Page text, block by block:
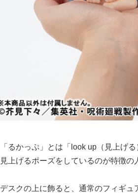
「るかっぷ」とは「look up（見上げ
見上げるポーズをしているのが特徴の
デスクの上に飾ると、通常のフィギ